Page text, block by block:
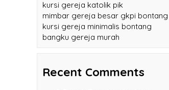
kursi gereja ummat
kursi gereja katolik pik
mimbar gereja besar gkpi bontang
kursi gereja minimalis bontang